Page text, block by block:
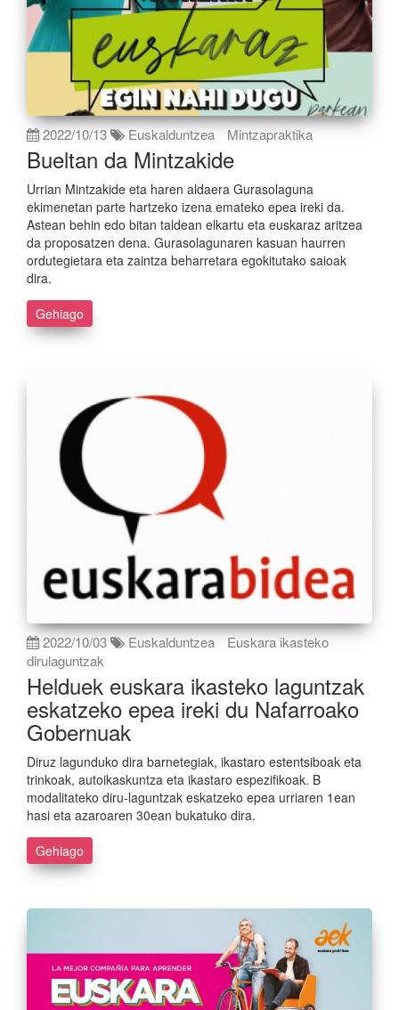
2022/10/13 Euskalduntzea Mintzapraktika
Bueltan da Mintzakide
Urrian Mintzakide eta haren aldaera Gurasolaguna
ekimenetan parte hartzeko izena emateko epea ireki da.
Astean behin edo bitan taldean elkartu eta euskaraz aritzea
da proposatzen dena. Gurasolagunaren kasuan haurren
ordutegietara eta zaintza beharretara egokitutako saioak
dira.
Gehiago
2022/10/03 Euskalduntzea
Euskara ikasteko
dirulaguntzak
Helduek euskara ikasteko laguntzak
eskatzeko epea ireki du Nafarroako
Gobernuak
Diruz lagunduko dira barnetegiak, ikastaro estentsiboak eta
trinkoak, autoikaskuntza eta ikastaro espezifikoak. B
modalitateko diru-laguntzak eskatzeko epea urriaren 1ean
hasi eta azaroaren 30ean bukatuko dira.
Gehiago